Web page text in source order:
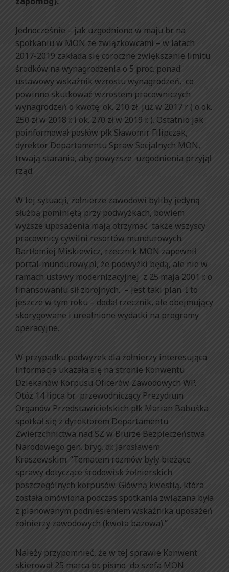
Jednocześnie – jak uzgodniono w maju br. na
spotkaniu w MON ze związkowcami – w latach
2017-2019 zakłada się coroczne zwiększanie limitu
środków na wynagrodzenia o 5 proc. ponad
ustawowy wskaźnik wzrostu wynagrodzeń, co
powinno skutkować wzrostem pracowniczych
wynagrodzeń o kwotę: ok. 210 zł już w 2017 r ( o ok.
250 zł w 2018 r. i ok. 270 zł w 2019 r. ). Ostatnio jak
poinformował posłów płk Sławomir Filipczak,
dyrektor Departamentu Spraw Socjalnych MON,
trwają starania, aby powyższe uzgodnienia przyjął
rząd.
W tej sytuacji, żołnierze zawodowi byliby jedyną
służbą pominiętą przy podwyżkach, bowiem
wyższe uposażenia mają otrzymać także wszyscy
pracownicy cywilni resortów mundurowych.
Bartłomiej Miskiewicz, rzecznik MON zapewnił
portal-mundurowy.pl, że podwyżki będą, ale nie w
ramach ustawy modernizacyjnej z 25 maja 2001 r. o
finansowaniu sił zbrojnych. – Jest taki plan. I to
jeszcze w tym roku – dodał rzecznik, ale obejmujący
skorygowane i urealnione wydatki na programy
operacyjne.
W przypadku podwyżek dla żołnierzy interesująca
informacja ukazała się na stronie Konwentu
Dziekanów Korpusu Oficerów Zawodowych WP.
Otóż 14 lipca br. przewodniczący Prezydium
Organów Przedstawicielskich płk Marian Babuśka
spotkał się z dyrektorem Departamentu
Zwierzchnictwa nad SZ w Biurze Bezpieczeństwa
Narodowego gen. bryg. dr. Jarosławem
Kraszewskim. “Tematem rozmów były bieżące
sprawy dotyczące środowisk żołnierskich
poszczególnych korpusów. Główną kwestią, która
została omówiona podczas spotkania związana była
z planowanym podniesieniem wskaźnika uposażeń
żołnierzy zawodowych (kwota bazowa).”
Należy przypomnieć, że w tej sprawie Konwent
skierował 25 marca br. pismo do szefa MON